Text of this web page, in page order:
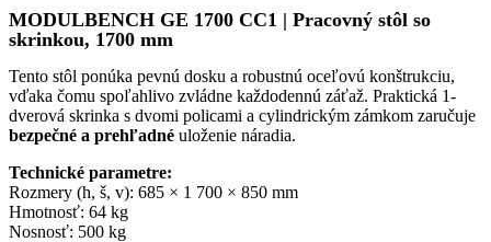
MODULBENCH GE 1700 CC1 | Pracovný stôl so
skrinkou, 1700 mm
Tento stôl ponúka pevnú dosku a robustnú oceľovú konštrukciu,
vďaka čomu spoľahlivo zvládne každodennú záťaž. Praktická 1-
dverová skrinka s dvomi policami a cylindrickým zámkom zaručuje
bezpečné a prehľadné uloženie náradia.
Technické parametre:
Rozmery (h, š, v): 685 × 1 700 × 850 mm
Hmotnosť: 64 kg
Nosnosť: 500 kg